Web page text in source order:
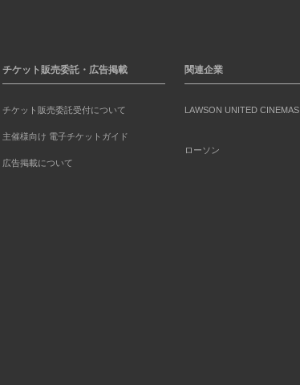
チケット販売委託・広告掲載
チケット販売委託受付について
主催様向け 電子チケットガイド
広告掲載について
関連企業
LAWSON UNITED CINEMAS
ローソン